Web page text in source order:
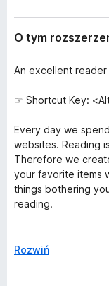
O tym
An excellent
☞ Shortcut Key:
Every day we
websites. Reading
Therefore we
your favorite items
things bothering
reading.
read mode for
🟉 Read Mode: A
↓
Rozwiń